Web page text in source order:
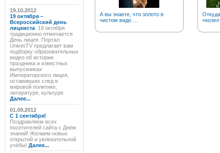
19.10.2012
19 октября –
Всероссийский день
лицеиста 19 октября
традиционно отмечается
День лицея. Портал
UniverTV предлагает вам
подборку образовательных
видео об истории
праздника и известных
выпускниках
Императорского лицея,
оставивших след в
мировой политике,
литературе, культуре.
Далее...
01.09.2012
C 1 сентября!
Поздравляем всех
посетителей сайта с Днём
знаний! Желаем новых
открытий и увлекательной
учёбы! Далее...
А вы знаете, что золото в
чистом виде….